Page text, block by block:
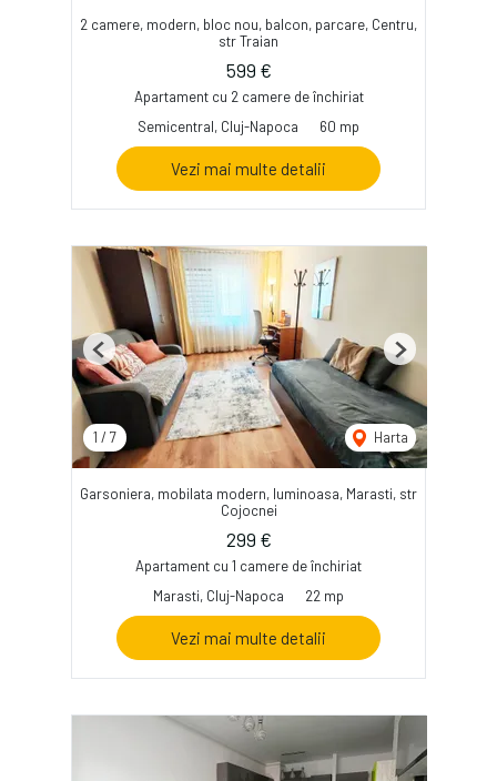
2 camere, modern, bloc nou, balcon, parcare, Centru,
str Traian
599 €
Apartament cu 2 camere de închiriat
Semicentral, Cluj-Napoca
60 mp
Vezi mai multe detalii
1 / 7 Harta
Previous Next
Garsoniera, mobilata modern, luminoasa, Marasti, str
Cojocnei
299 €
Apartament cu 1 camere de închiriat
Marasti, Cluj-Napoca
22 mp
Vezi mai multe detalii